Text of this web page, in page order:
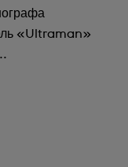
«Ultraman»